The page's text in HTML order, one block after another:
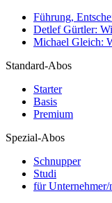
Führung,
Detlef Gürtler:
Michael Gleich:
Standard-Abos
Starter
Basis
Premium
Spezial-Abos
Schnupper
Studi
für Unternehmer/